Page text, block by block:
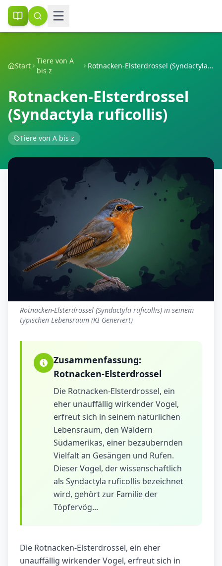
Start
Tiere von A
bis z
Rotnacken-Elsterdrossel (Syndactyla ruficollis)
Rotnacken-Elsterdrossel
(Syndactyla ruficollis)
Tiere von A bis z
Rotnacken-Elsterdrossel (Syndactyla ruficollis) in seinem
typischen Lebensraum (KI Generiert)
Zusammenfassung:
Rotnacken-Elsterdrossel
Die Rotnacken-Elsterdrossel, ein
eher unauffällig wirkender Vogel,
erfreut sich in seinem natürlichen
Lebensraum, den Wäldern
Südamerikas, einer bezaubernden
Vielfalt an Gesängen und Rufen.
Dieser Vogel, der wissenschaftlich
als Syndactyla ruficollis bezeichnet
wird, gehört zur Familie der
Töpfervög...
Die Rotnacken-Elsterdrossel, ein eher
unauffällig wirkender Vogel, erfreut sich in